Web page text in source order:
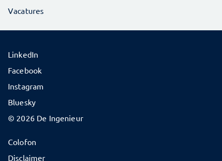
Vacatures
© 2026 De Ingenieur
Colofon
Disclaimer
LinkedIn
Facebook
Instagram
Bluesky